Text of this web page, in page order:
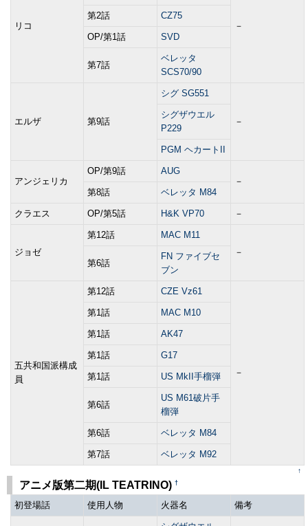
リコ －
第2話 CZ75
OP/第1話 SVD
第7話
ベレッタ
SCS70/90
エルザ 第9話
シグ SG551
－
シグザウエル
P229
PGM ヘカートII
アンジェリカ
OP/第9話
AUG
－
第8話
ベレッタ M84
クラエス OP/第5話 H&K VP70 －
ジョゼ
第12話
MAC M11
－
第6話
FN ファイブセ
ブン
五共和国派構成
員
第12話 CZE Vz61
－
第1話 MAC M10
第1話 AK47
第1話 G17
第1話 US MkII手榴弾
第6話
US M61破片手
榴弾
第6話 ベレッタ M84
第7話 ベレッタ M92
↑
アニメ版第二期(IL TEATRINO) †
初登場話 使用人物 火器名 備考